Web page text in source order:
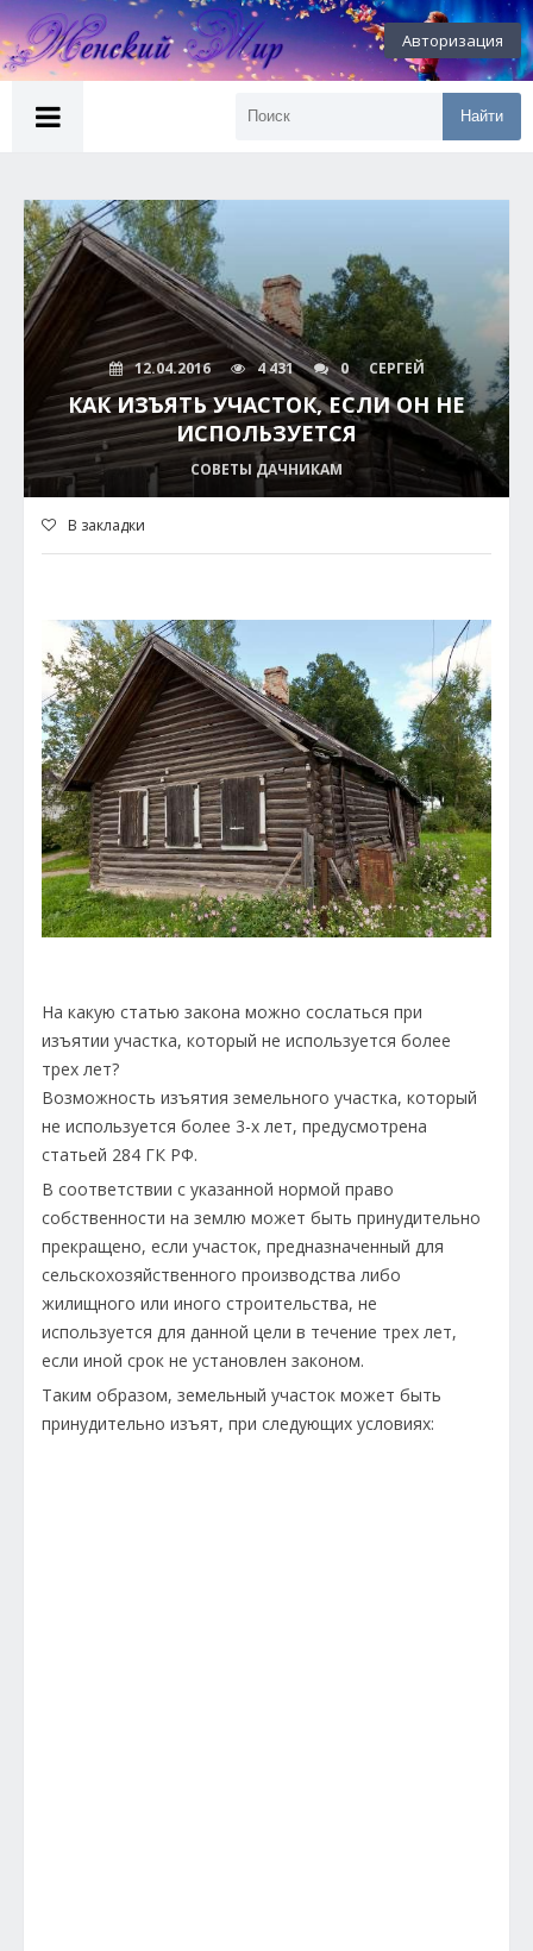
Авторизация
Найти
12.04.2016 4 431 0 СЕРГЕЙ
КАК ИЗЪЯТЬ УЧАСТОК, ЕСЛИ ОН НЕ
ИСПОЛЬЗУЕТСЯ
СОВЕТЫ ДАЧНИКАМ
В закладки
На какую статью закона можно сослаться при
изъятии участка, который не используется более
трех лет?
Возможность изъятия земельного участка, который
не используется более 3-х лет, предусмотрена
статьей 284 ГК РФ.
В соответствии с указанной нормой право
собственности на землю может быть принудительно
прекращено, если участок, предназначенный для
сельскохозяйственного производства либо
жилищного или иного строительства, не
используется для данной цели в течение трех лет,
если иной срок не установлен законом.
Таким образом, земельный участок может быть
принудительно изъят, при следующих условиях: